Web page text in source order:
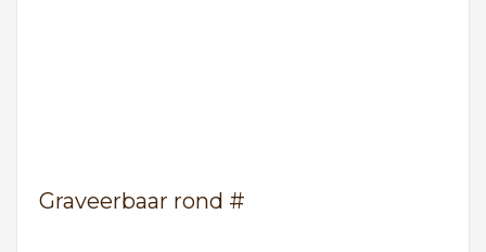
Graveerbaar rond #